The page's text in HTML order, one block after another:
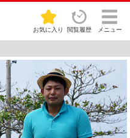
お気に入り 閲覧履歴 メニュー